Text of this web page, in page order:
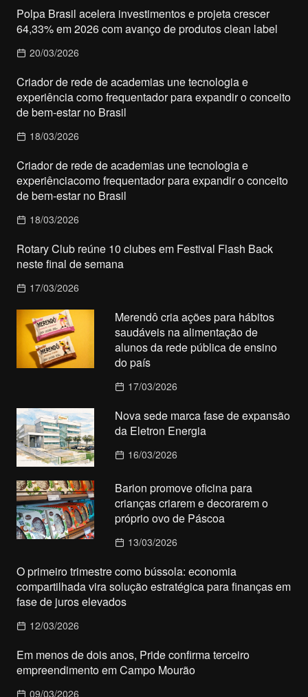
Polpa Brasil acelera investimentos e projeta crescer
64,33% em 2026 com avanço de produtos clean label
20/03/2026
Criador de rede de academias une tecnologia e
experiência como frequentador para expandir o conceito
de bem-estar no Brasil
18/03/2026
Criador de rede de academias une tecnologia e
experiênciacomo frequentador para expandir o conceito
de bem-estar no Brasil
18/03/2026
Rotary Club reúne 10 clubes em Festival Flash Back
neste final de semana
17/03/2026
Merendô cria ações para hábitos
saudáveis na alimentação de
alunos da rede pública de ensino
do país
17/03/2026
Nova sede marca fase de expansão
da Eletron Energia
16/03/2026
Barion promove oficina para
crianças criarem e decorarem o
próprio ovo de Páscoa
13/03/2026
O primeiro trimestre como bússola: economia
compartilhada vira solução estratégica para finanças em
fase de juros elevados
12/03/2026
Em menos de dois anos, Pride confirma terceiro
empreendimento em Campo Mourão
09/03/2026